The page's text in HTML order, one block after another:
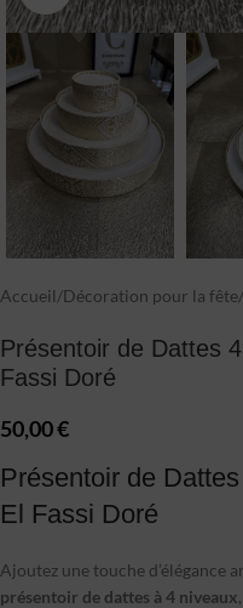
Accueil/Décoration pour la fête/
Présentoir de Dattes
Fassi Doré
50,00€
Présentoir de
El Fassi Doré
Ajoutez une touche d’élégance
présentoir de dattes à 4 niveaux